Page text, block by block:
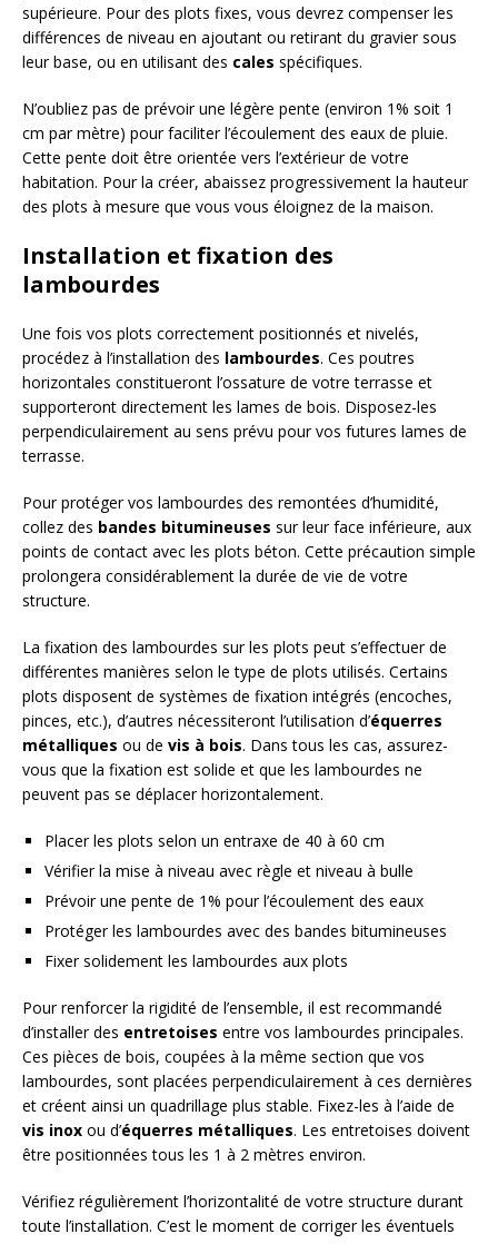
supérieure. Pour des plots fixes, vous devrez compenser les
différences de niveau en ajoutant ou retirant du gravier sous
leur base, ou en utilisant des cales spécifiques.
N’oubliez pas de prévoir une légère pente (environ 1% soit 1
cm par mètre) pour faciliter l’écoulement des eaux de pluie.
Cette pente doit être orientée vers l’extérieur de votre
habitation. Pour la créer, abaissez progressivement la hauteur
des plots à mesure que vous vous éloignez de la maison.
Installation et fixation des
lambourdes
Une fois vos plots correctement positionnés et nivelés,
procédez à l’installation des lambourdes. Ces poutres
horizontales constitueront l’ossature de votre terrasse et
supporteront directement les lames de bois. Disposez-les
perpendiculairement au sens prévu pour vos futures lames de
terrasse.
Pour protéger vos lambourdes des remontées d’humidité,
collez des bandes bitumineuses sur leur face inférieure, aux
points de contact avec les plots béton. Cette précaution simple
prolongera considérablement la durée de vie de votre
structure.
La fixation des lambourdes sur les plots peut s’effectuer de
différentes manières selon le type de plots utilisés. Certains
plots disposent de systèmes de fixation intégrés (encoches,
pinces, etc.), d’autres nécessiteront l’utilisation d’équerres
métalliques ou de vis à bois. Dans tous les cas, assurez-
vous que la fixation est solide et que les lambourdes ne
peuvent pas se déplacer horizontalement.
Placer les plots selon un entraxe de 40 à 60 cm
Vérifier la mise à niveau avec règle et niveau à bulle
Prévoir une pente de 1% pour l’écoulement des eaux
Protéger les lambourdes avec des bandes bitumineuses
Fixer solidement les lambourdes aux plots
Pour renforcer la rigidité de l’ensemble, il est recommandé
d’installer des entretoises entre vos lambourdes principales.
Ces pièces de bois, coupées à la même section que vos
lambourdes, sont placées perpendiculairement à ces dernières
et créent ainsi un quadrillage plus stable. Fixez-les à l’aide de
vis inox ou d’équerres métalliques. Les entretoises doivent
être positionnées tous les 1 à 2 mètres environ.
Vérifiez régulièrement l’horizontalité de votre structure durant
toute l’installation. C’est le moment de corriger les éventuels